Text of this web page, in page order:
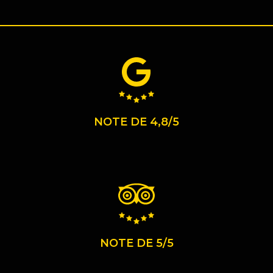
NOTE DE 4,8/5
NOTE DE 5/5